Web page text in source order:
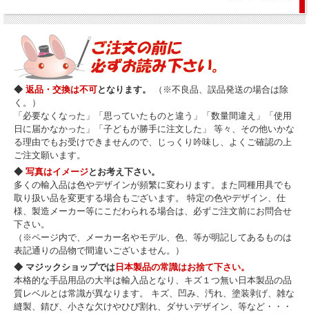
是非お勧めしたいマジックコインセットです。
Q 【シルバー＆カッパー】 で 【スコッチ＆ソーダ】 の演技はできる？
A
「シルバー＆カッパー」のセット内には、 スコッチ＆ソーダ
（ハーフダ
ます。 ただ、この「ほぼ」というのが曲者で、ギミック的には一見同
じでも僅かな仕様の違いからスコッチ＆ソーダの演技はできないものと
なります。（できる場合もあるかも知れませんが、正確には「スコッチ
＆ソーダの演技をする為の仕様にはなっていない」という事です。）
もちろん説明書にもスコッチ＆ソーダの演技は解説されていません。
両方購入された場合、一見ギミックだけを見て「同じものを買ってしま
った！」とガッカリされないよう、ここで先にご説明しておきます。
◆ 返品・交換は不可となります。
（※不良品、誤品発送の場合は除
く。）
「必要なくなった」「思っていたものと違う」「数量間違え」「使用
日に届かなかった」「子どもが勝手に注文した」 等々、その他いかな
る理由でもお受けできませんので、じっくり吟味し、よくご確認の上
ご注文願います。
◆ 写真はイメージとお考え下さい。
多くの輸入品は色やデザインが頻繁に変わります。また同種用具でも
取り扱い品を変更する場合もございます。 特定の色やデザイン、仕
様、製造メーカー等にこだわられる場合は、必ずご注文前にお問合せ
下さい。
（※ページ内で、メーカー名やモデル、色、等が明記してあるものは
表記通りの品物で間違いございません。）
◆ マジックショップでは日本製品の常識はお捨て下さい。
本格的な手品用品の大半は輸入品となり、キズ１つ無い日本製品の品
質レベルとは常識が異なります。 キズ、凹み、汚れ、塗装剥げ、雑な
縫製、錆び、小さな欠けやひび割れ、ダサいデザイン、等など・・・